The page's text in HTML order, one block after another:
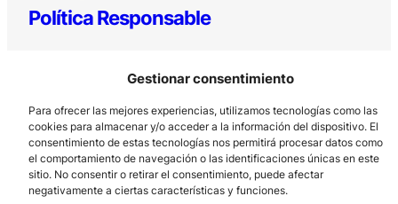
Gestionar consentimiento
Para ofrecer las mejores experiencias, utilizamos tecnologías como las
cookies para almacenar y/o acceder a la información del dispositivo. El
consentimiento de estas tecnologías nos permitirá procesar datos como
el comportamiento de navegación o las identificaciones únicas en este
sitio. No consentir o retirar el consentimiento, puede afectar
negativamente a ciertas características y funciones.
Política Responsable
Los Prados, 121 – 33203 Gijón
985 185 577 – info@laboralcentrodearte.org